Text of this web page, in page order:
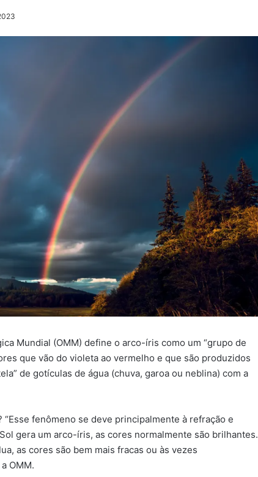
Mundial (OMM) define o arco-íris como um “grupo de
que vão do violeta ao vermelho e que são produzidos
de gotículas de água (chuva, garoa ou neblina) com a
“Esse fenômeno se deve principalmente à refração e
gera um arco-íris, as cores normalmente são brilhantes.
as cores são bem mais fracas ou às vezes
OMM.